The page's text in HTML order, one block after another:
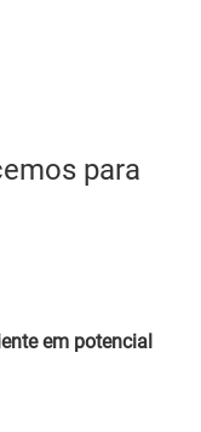
para
em potencial